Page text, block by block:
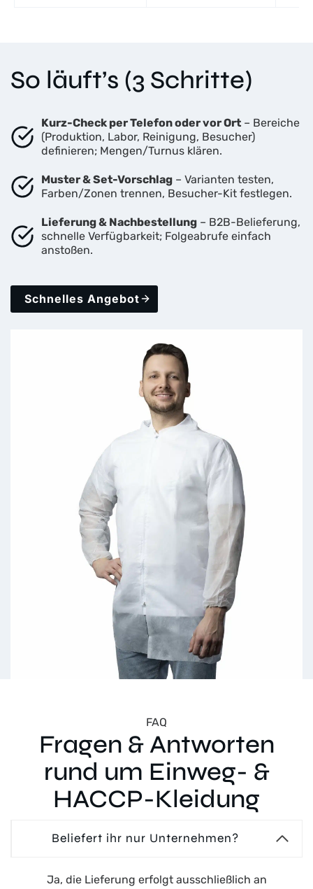
So läuft’s (3 Schritte)
Kurz-Check per Telefon oder vor Ort – Bereiche
(Produktion, Labor, Reinigung, Besucher)
definieren; Mengen/Turnus klären.
Muster & Set-Vorschlag – Varianten testen,
Farben/Zonen trennen, Besucher-Kit festlegen.
Lieferung & Nachbestellung – B2B-Belieferung,
schnelle Verfügbarkeit; Folgeabrufe einfach
anstoßen.
Schnelles Angebot
FAQ
Fragen & Antworten
rund um Einweg- &
HACCP-Kleidung
Beliefert ihr nur Unternehmen?
Ja, die Lieferung erfolgt ausschließlich an